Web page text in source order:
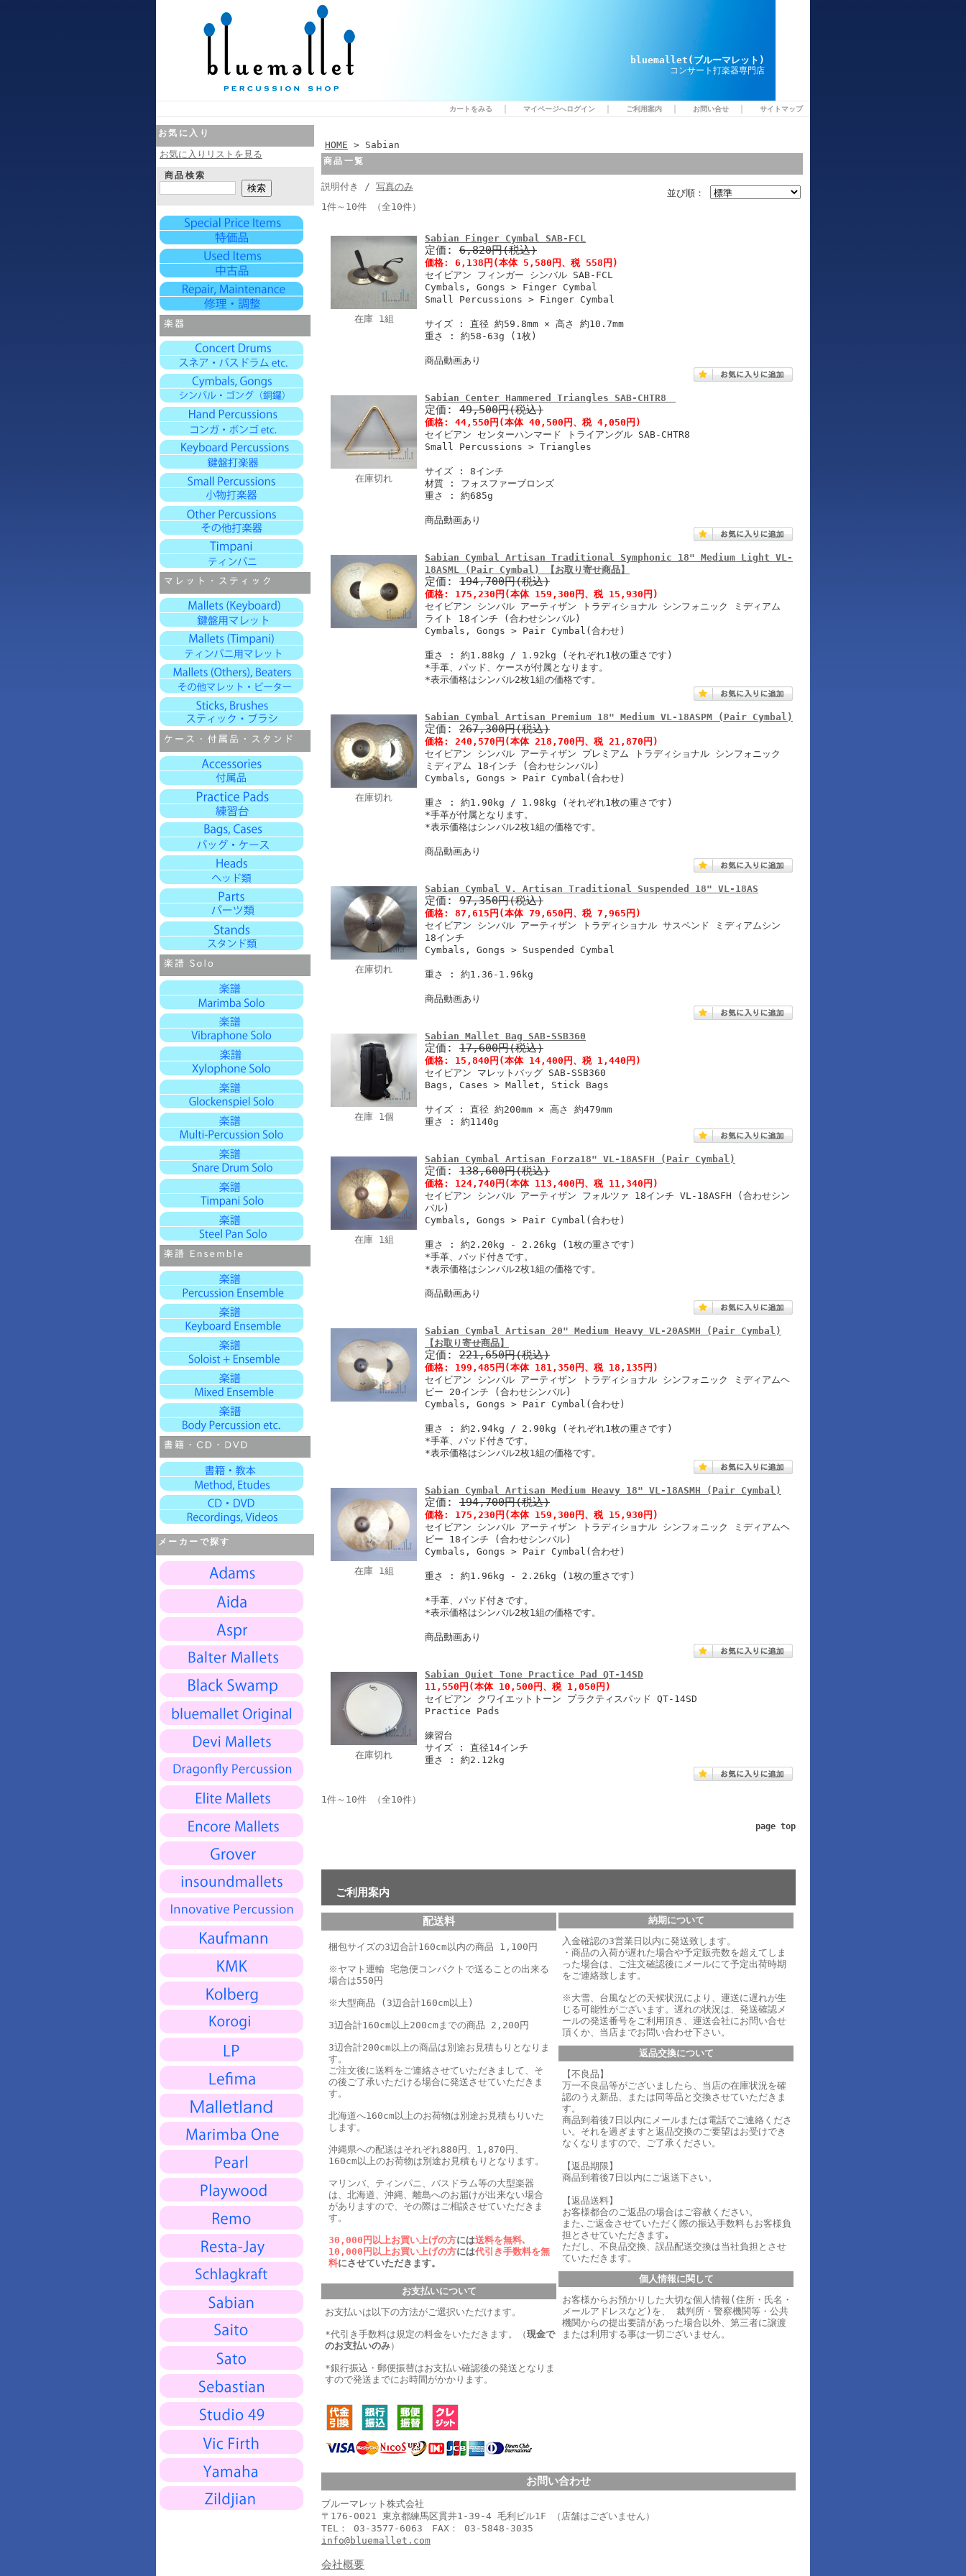
bluemallet(ブルーマレット)
コンサート打楽器専門店
カートをみる マイページへログイン ご利用案内 お問い合せ サイトマップ
お気に入り
お気に入りリストを見る
商品検索
メーカーで探す
HOME > Sabian
商品一覧
並び順：
説明付き / 写真のみ
1件～10件 （全10件）
在庫 1組
Sabian Finger Cymbal SAB-FCL
定価: 6,820円(税込)
価格: 6,138円 (本体 5,580円、税 558円)
セイビアン フィンガー シンバル SAB-FCL
Cymbals, Gongs > Finger Cymbal
Small Percussions > Finger Cymbal
サイズ : 直径 約59.8mm × 高さ 約10.7mm
重さ : 約58-63g (1枚)
商品動画あり
在庫切れ
Sabian Center Hammered Triangles SAB-CHTR8
定価: 49,500円(税込)
価格: 44,550円 (本体 40,500円、税 4,050円)
セイビアン センターハンマード トライアングル SAB-CHTR8
Small Percussions > Triangles
サイズ : 8インチ
材質 : フォスファーブロンズ
重さ : 約685g
商品動画あり
Sabian Cymbal Artisan Traditional Symphonic 18" Medium Light VL-
18ASML (Pair Cymbal) 【お取り寄せ商品】
定価: 194,700円(税込)
価格: 175,230円 (本体 159,300円、税 15,930円)
セイビアン シンバル アーティザン トラディショナル シンフォニック ミディアム
ライト 18インチ (合わせシンバル)
Cymbals, Gongs > Pair Cymbal(合わせ)
重さ : 約1.88kg / 1.92kg (それぞれ1枚の重さです)
*手革、パッド、ケースが付属となります。
*表示価格はシンバル2枚1組の価格です。
在庫切れ
Sabian Cymbal Artisan Premium 18" Medium VL-18ASPM (Pair Cymbal)
定価: 267,300円(税込)
価格: 240,570円 (本体 218,700円、税 21,870円)
セイビアン シンバル アーティザン プレミアム トラディショナル シンフォニック
ミディアム 18インチ (合わせシンバル)
Cymbals, Gongs > Pair Cymbal(合わせ)
重さ : 約1.90kg / 1.98kg (それぞれ1枚の重さです)
*手革が付属となります。
*表示価格はシンバル2枚1組の価格です。
商品動画あり
在庫切れ
Sabian Cymbal V. Artisan Traditional Suspended 18" VL-18AS
定価: 97,350円(税込)
価格: 87,615円 (本体 79,650円、税 7,965円)
セイビアン シンバル アーティザン トラディショナル サスペンド ミディアムシン
18インチ
Cymbals, Gongs > Suspended Cymbal
重さ : 約1.36-1.96kg
商品動画あり
在庫 1個
Sabian Mallet Bag SAB-SSB360
定価: 17,600円(税込)
価格: 15,840円 (本体 14,400円、税 1,440円)
セイビアン マレットバッグ SAB-SSB360
Bags, Cases > Mallet, Stick Bags
サイズ : 直径 約200mm × 高さ 約479mm
重さ : 約1140g
在庫 1組
Sabian Cymbal Artisan Forza18" VL-18ASFH (Pair Cymbal)
定価: 138,600円(税込)
価格: 124,740円 (本体 113,400円、税 11,340円)
セイビアン シンバル アーティザン フォルツァ 18インチ VL-18ASFH (合わせシン
バル)
Cymbals, Gongs > Pair Cymbal(合わせ)
重さ : 約2.20kg - 2.26kg (1枚の重さです)
*手革、パッド付きです。
*表示価格はシンバル2枚1組の価格です。
商品動画あり
Sabian Cymbal Artisan 20" Medium Heavy VL-20ASMH (Pair Cymbal)
【お取り寄せ商品】
定価: 221,650円(税込)
価格: 199,485円 (本体 181,350円、税 18,135円)
セイビアン シンバル アーティザン トラディショナル シンフォニック ミディアムヘ
ビー 20インチ (合わせシンバル)
Cymbals, Gongs > Pair Cymbal(合わせ)
重さ : 約2.94kg / 2.90kg (それぞれ1枚の重さです)
*手革、パッド付きです。
*表示価格はシンバル2枚1組の価格です。
在庫 1組
Sabian Cymbal Artisan Medium Heavy 18" VL-18ASMH (Pair Cymbal)
定価: 194,700円(税込)
価格: 175,230円 (本体 159,300円、税 15,930円)
セイビアン シンバル アーティザン トラディショナル シンフォニック ミディアムヘ
ビー 18インチ (合わせシンバル)
Cymbals, Gongs > Pair Cymbal(合わせ)
重さ : 約1.96kg - 2.26kg (1枚の重さです)
*手革、パッド付きです。
*表示価格はシンバル2枚1組の価格です。
商品動画あり
在庫切れ
Sabian Quiet Tone Practice Pad QT-14SD
11,550円 (本体 10,500円、税 1,050円)
セイビアン クワイエットトーン プラクティスパッド QT-14SD
Practice Pads
練習台
サイズ : 直径14インチ
重さ : 約2.12kg
1件～10件 （全10件）
page top
ご利用案内
配送料
梱包サイズの3辺合計160cm以内の商品 1,100円
※ヤマト運輸 宅急便コンパクトで送ることの出来る
場合は550円
※大型商品 (3辺合計160cm以上)
3辺合計160cm以上200cmまでの商品 2,200円
3辺合計200cm以上の商品は別途お見積もりとなりま
す。
ご注文後に送料をご連絡させていただきまして、そ
の後ご了承いただける場合に発送させていただきま
す。
北海道へ160cm以上のお荷物は別途お見積もりいた
します。
沖縄県への配送はそれぞれ880円、1,870円、
160cm以上のお荷物は別途お見積もりとなります。
マリンバ、ティンパニ、バスドラム等の大型楽器
は、北海道、沖縄、離島へのお届けが出来ない場合
がありますので、その際はご相談させていただきま
す。
30,000円以上お買い上げの方には送料を無料､
10,000円以上お買い上げの方には代引き手数料を無
料にさせていただきます。
お支払いについて
お支払いは以下の方法がご選択いただけます。
*代引き手数料は規定の料金をいただきます。 （現金で
のお支払いのみ）
*銀行振込・郵便振替はお支払い確認後の発送となりま
すので発送までにお時間がかかります。
納期について
入金確認の3営業日以内に発送致します。
・商品の入荷が遅れた場合や予定販売数を超えてしま
った場合は、 ご注文確認後にメールにて予定出荷時期
をご連絡致します。
※大雪、台風などの天候状況により、運送に遅れが生
じる可能性がございます。遅れの状況は、発送確認メ
ールの発送番号をご利用頂き、運送会社にお問い合せ
頂くか、当店までお問い合わせ下さい。
返品交換について
【不良品】
万一不良品等がございましたら、当店の在庫状況を確
認のうえ新品、または同等品と交換させていただきま
す。
商品到着後7日以内にメールまたは電話でご連絡くださ
い。それを過ぎますと返品交換のご要望はお受けでき
なくなりますので、ご了承ください。
【返品期限】
商品到着後7日以内にご返送下さい。
【返品送料】
お客様都合のご返品の場合はご容赦ください。
また､ご返金させていただく際の振込手数料もお客様負
担とさせていただきます｡
ただし、不良品交換、誤品配送交換は当社負担とさせ
ていただきます。
個人情報に関して
お客様からお預かりした大切な個人情報(住所・氏名・
メールアドレスなど)を、 裁判所・警察機関等・公共
機関からの提出要請があった場合以外、第三者に譲渡
または利用する事は一切ございません。
お問い合わせ
ブルーマレット株式会社
〒176-0021 東京都練馬区貫井1-39-4 毛利ビル1F （店舗はございません）
TEL： 03-3577-6063 FAX： 03-5848-3035
info@bluemallet.com
会社概要